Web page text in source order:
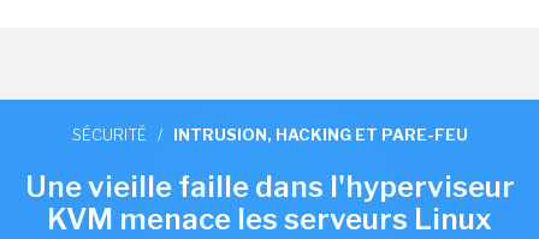
SÉCURITÉ / INTRUSION, HACKING ET PARE-FEU
Une vieille faille dans l'hyperviseur
KVM menace les serveurs Linux